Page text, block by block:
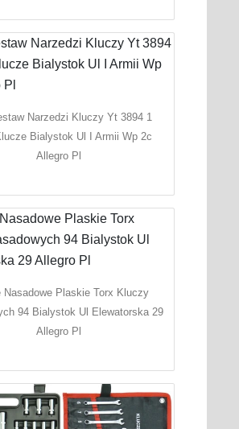
Narzedzi Kluczy Yt 3894 1
Bialystok Ul I Armii Wp 2c
Allegro Pl
Nasadowe Plaskie Torx Kluczy
94 Bialystok Ul Elewatorska 29
Allegro Pl